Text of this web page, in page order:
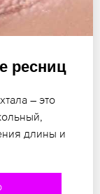
ресниц
– это
длины и